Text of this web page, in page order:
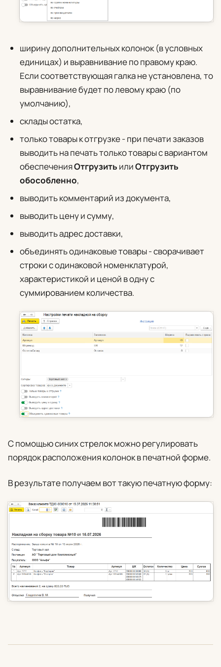
ширину дополнительных колонок (в условных
единицах) и выравнивание по правому краю.
Если соответствующая галка не установлена, то
выравнивание будет по левому краю (по
умолчанию),
склады остатка,
только товары к отгрузке - при печати заказов
выводить на печать только товары с вариантом
обеспеченияОтгрузить илиОтгрузить
обособленно,
выводить комментарий из документа,
выводить цену и сумму,
выводить адрес доставки,
объединять одинаковые товары - сворачивает
строки с одинаковой номенклатурой,
характеристикой и ценой в одну с
суммированием количества.
С помощью синих стрелок можно регулировать
порядок расположения колонок в печатной форме.
В результате получаем вот такую печатную форму: